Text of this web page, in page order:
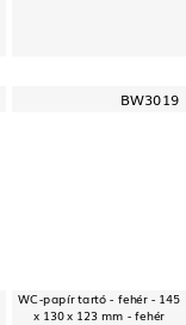
BW3019
WC-papír tartó - fehér - 145
x 130 x 123 mm - fehér